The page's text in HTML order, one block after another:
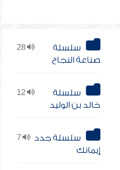
28
سلسلة
صناعة النجاح
12
سلسلة
خالد بن الوليد
7
سلسلة جدد
إيمانك